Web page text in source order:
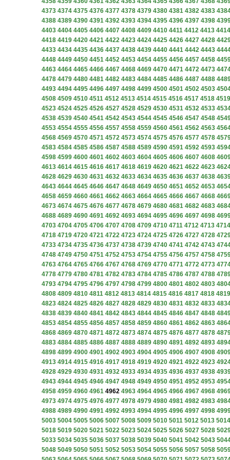
4373 4374 4375 4376 4377 4378 4379 4380 4381 4382 4383
4388 4389 4390 4391 4392 4393 4394 4395 4396 4397 4398
4403 4404 4405 4406 4407 4408 4409 4410 4411 4412 4413 4414
4418 4419 4420 4421 4422 4423 4424 4425 4426 4427 4428
4433 4434 4435 4436 4437 4438 4439 4440 4441 4442 4443
4448 4449 4450 4451 4452 4453 4454 4455 4456 4457 4458
4463 4464 4465 4466 4467 4468 4469 4470 4471 4472 4473
4478 4479 4480 4481 4482 4483 4484 4485 4486 4487 4488
4493 4494 4495 4496 4497 4498 4499 4500 4501 4502 4503
4508 4509 4510 4511 4512 4513 4514 4515 4516 4517 4518 4519
4523 4524 4525 4526 4527 4528 4529 4530 4531 4532 4533
4538 4539 4540 4541 4542 4543 4544 4545 4546 4547 4548
4553 4554 4555 4556 4557 4558 4559 4560 4561 4562 4563
4568 4569 4570 4571 4572 4573 4574 4575 4576 4577 4578
4583 4584 4585 4586 4587 4588 4589 4590 4591 4592 4593
4598 4599 4600 4601 4602 4603 4604 4605 4606 4607 4608
4613 4614 4615 4616 4617 4618 4619 4620 4621 4622 4623
4628 4629 4630 4631 4632 4633 4634 4635 4636 4637 4638
4643 4644 4645 4646 4647 4648 4649 4650 4651 4652 4653
4658 4659 4660 4661 4662 4663 4664 4665 4666 4667 4668
4673 4674 4675 4676 4677 4678 4679 4680 4681 4682 4683
4688 4689 4690 4691 4692 4693 4694 4695 4696 4697 4698
4703 4704 4705 4706 4707 4708 4709 4710 4711 4712 4713 4714
4718 4719 4720 4721 4722 4723 4724 4725 4726 4727 4728
4733 4734 4735 4736 4737 4738 4739 4740 4741 4742 4743
4748 4749 4750 4751 4752 4753 4754 4755 4756 4757 4758
4763 4764 4765 4766 4767 4768 4769 4770 4771 4772 4773
4778 4779 4780 4781 4782 4783 4784 4785 4786 4787 4788
4793 4794 4795 4796 4797 4798 4799 4800 4801 4802 4803
4808 4809 4810 4811 4812 4813 4814 4815 4816 4817 4818 4819
4823 4824 4825 4826 4827 4828 4829 4830 4831 4832 4833
4838 4839 4840 4841 4842 4843 4844 4845 4846 4847 4848
4853 4854 4855 4856 4857 4858 4859 4860 4861 4862 4863
4868 4869 4870 4871 4872 4873 4874 4875 4876 4877 4878
4883 4884 4885 4886 4887 4888 4889 4890 4891 4892 4893
4898 4899 4900 4901 4902 4903 4904 4905 4906 4907 4908
4913 4914 4915 4916 4917 4918 4919 4920 4921 4922 4923
4928 4929 4930 4931 4932 4933 4934 4935 4936 4937 4938
4943 4944 4945 4946 4947 4948 4949 4950 4951 4952 4953
4958 4959 4960 4961 4962 4963 4964 4965 4966 4967 4968
4973 4974 4975 4976 4977 4978 4979 4980 4981 4982 4983
4988 4989 4990 4991 4992 4993 4994 4995 4996 4997 4998
5003 5004 5005 5006 5007 5008 5009 5010 5011 5012 5013 5014
5018 5019 5020 5021 5022 5023 5024 5025 5026 5027 5028
5033 5034 5035 5036 5037 5038 5039 5040 5041 5042 5043
5048 5049 5050 5051 5052 5053 5054 5055 5056 5057 5058